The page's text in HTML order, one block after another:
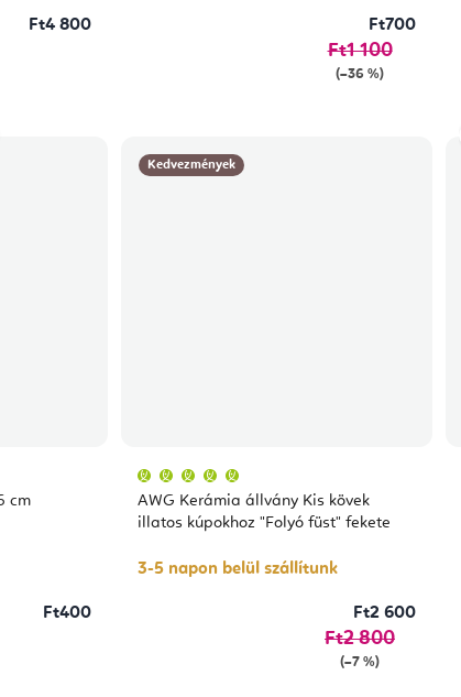
Ft4 800 Ft700
Ft1 100
(–36 %)
cm
Ft400
Kedvezmények
AWG Kerámia állvány Kis kövek
illatos kúpokhoz "Folyó füst" fekete
átlagos
értékelése
5-
csillag.
3-5 napon belül szállítunk
Ft2 600
Ft2 800
(–7 %)